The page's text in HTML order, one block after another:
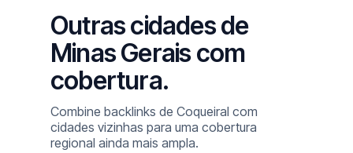
Outras cidades de
Minas Gerais com
cobertura.
Combine backlinks de Coqueiral com
cidades vizinhas para uma cobertura
regional ainda mais ampla.